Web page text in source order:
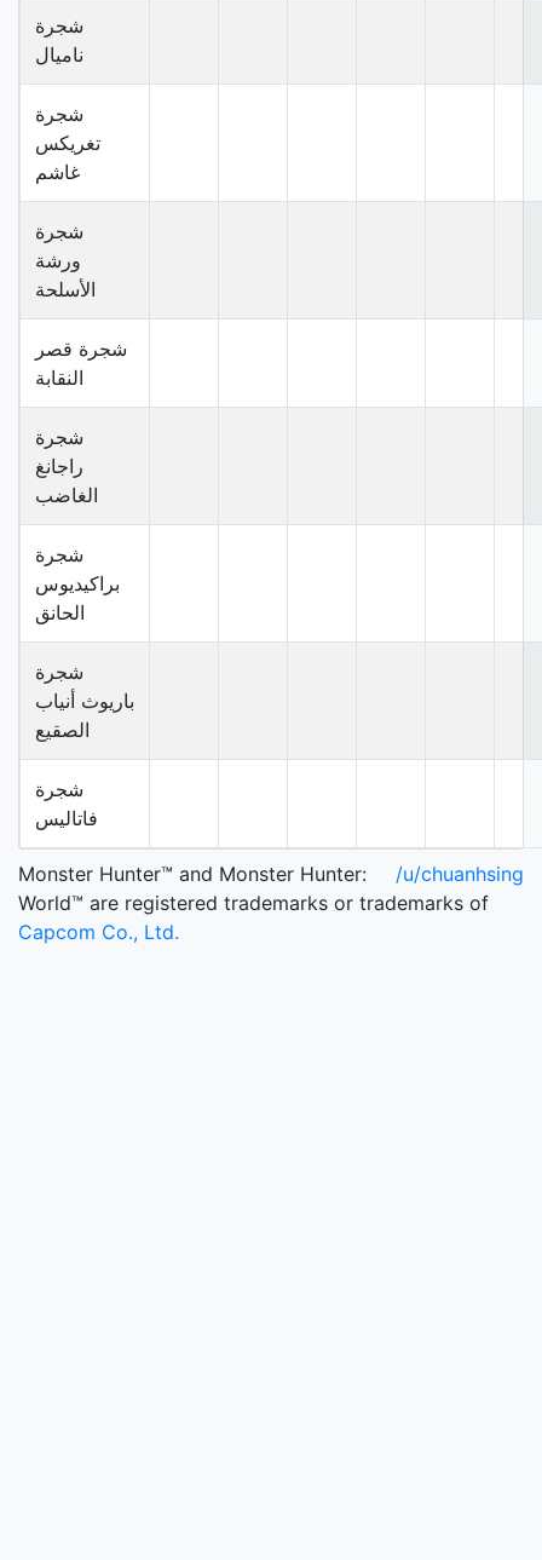
شجرة
ناميال
شجرة
تغريكس
غاشم
شجرة
ورشة
الأسلحة
شجرة قصر
النقابة
شجرة
راجانغ
الغاضب
شجرة
براكيديوس
الحانق
شجرة
باريوث أنياب
الصقيع
شجرة
فاتاليس
/u/chuanhsing
Monster Hunter™ and Monster Hunter:
World™ are registered trademarks or trademarks of
Capcom Co., Ltd.